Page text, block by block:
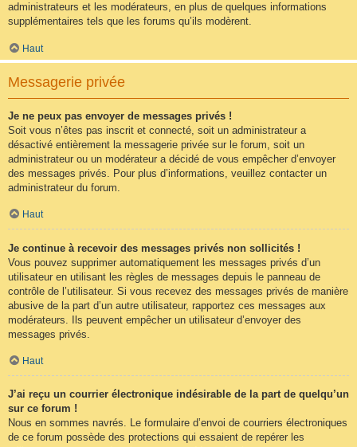
administrateurs et les modérateurs, en plus de quelques informations
supplémentaires tels que les forums qu’ils modèrent.
Haut
Messagerie privée
Je ne peux pas envoyer de messages privés !
Soit vous n’êtes pas inscrit et connecté, soit un administrateur a
désactivé entièrement la messagerie privée sur le forum, soit un
administrateur ou un modérateur a décidé de vous empêcher d’envoyer
des messages privés. Pour plus d’informations, veuillez contacter un
administrateur du forum.
Haut
Je continue à recevoir des messages privés non sollicités !
Vous pouvez supprimer automatiquement les messages privés d’un
utilisateur en utilisant les règles de messages depuis le panneau de
contrôle de l’utilisateur. Si vous recevez des messages privés de manière
abusive de la part d’un autre utilisateur, rapportez ces messages aux
modérateurs. Ils peuvent empêcher un utilisateur d’envoyer des
messages privés.
Haut
J’ai reçu un courrier électronique indésirable de la part de quelqu’un
sur ce forum !
Nous en sommes navrés. Le formulaire d’envoi de courriers électroniques
de ce forum possède des protections qui essaient de repérer les